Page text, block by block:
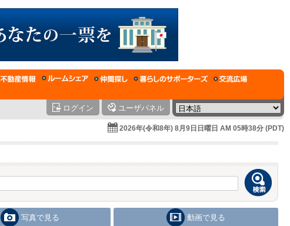
ログイン ユーザパネル
2026年(令和8年) 8月9日日曜日 AM 05時38分 (PDT)
写真で見る 動画で見る